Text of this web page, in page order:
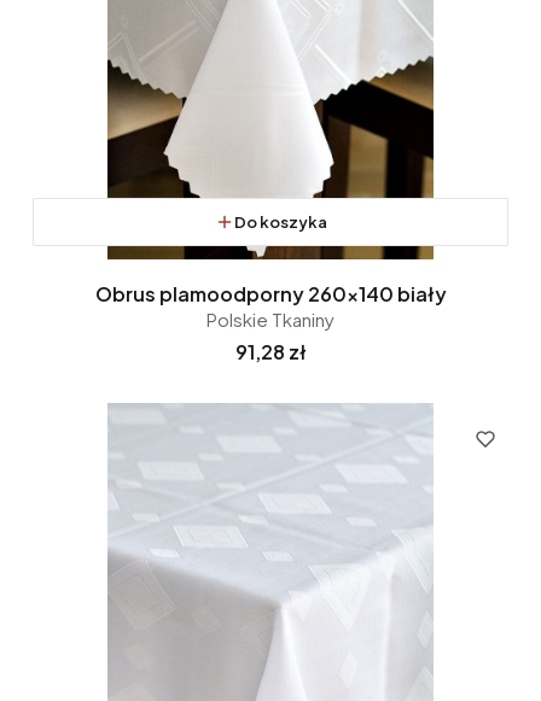
Do koszyka
Obrus plamoodporny 260x140 biały
Polskie Tkaniny
Cena
91,28 zł